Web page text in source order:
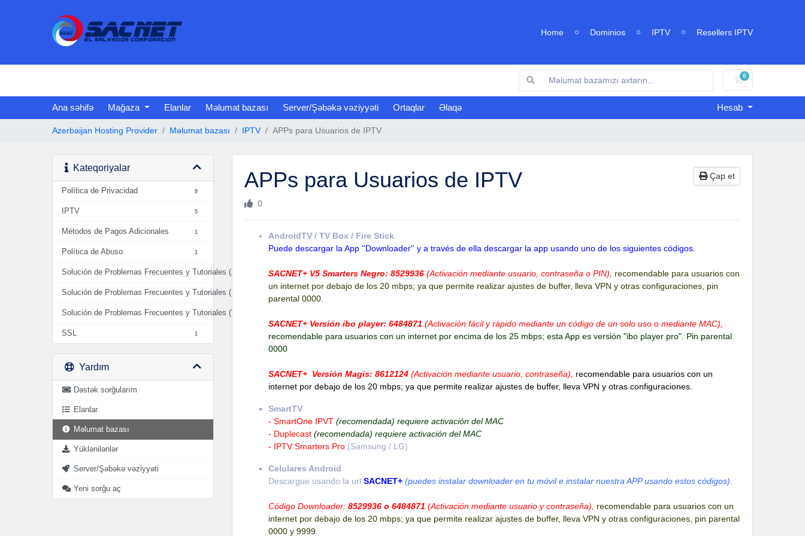
Home Dominios IPTV Resellers IPTV
0
Səbət
Ana səhifə Mağaza Elanlar Məlumat bazası Server/Şəbəkə vəziyyəti Ortaqlar Əlaqə Hesab
Azerbaijan Hosting Provider Məlumat bazası IPTV APPs para Usuarios de IPTV
Kateqoriyalar
Política de Privacidad 9
IPTV 5
Métodos de Pagos Adicionales 1
Política de Abuso 1
Solución de Problemas Frecuentes y Tutoriales (AUDIO)
Solución de Problemas Frecuentes y Tutoriales (HOSTING WEB)
Solución de Problemas Frecuentes y Tutoriales (VIDEO)
SSL 1
Yardım
Dəstək sorğularım
Elanlar
Məlumat bazası
Yüklənilənlər
Server/Şəbəkə vəziyyəti
Yeni sorğu aç
APPs para Usuarios de IPTV Çap et
0
AndroidTV / TV Box / Fire Stick
Puede descargar la App ''Downloader'' y a través de ella descargar la app usando uno de los siguientes códigos.
SACNET+ V5 Smarters Negro: 8529936 (Activación mediante usuario, contraseña o PIN), recomendable para usuarios con
un internet por debajo de los 20 mbps; ya que permite realizar ajustes de buffer, lleva VPN y otras configuraciones, pin
parental 0000.
SACNET+ Versión ibo player: 6484871 (Activación fácil y rápido mediante un código de un solo uso o mediante MAC),
recomendable para usuarios con un internet por encima de los 25 mbps; esta App es versión "ibo player pro". Pin parental
0000
SACNET+ Versión Magis: 8612124 (Activación mediante usuario, contraseña), recomendable para usuarios con un
internet por debajo de los 20 mbps; ya que permite realizar ajustes de buffer, lleva VPN y otras configuraciones.
SmartTV
- SmartOne IPVT (recomendada) requiere activación del MAC
- Duplecast (recomendada) requiere activación del MAC
- IPTV Smarters Pro (Samsung / LG)
Celulares Android
Descargue usando la url SACNET+ (puedes instalar downloader en tu móvil e instalar nuestra APP usando estos códigos).
Código Downloader: 8529936 o 6484871 (Activación mediante usuario y contraseña), recomendable para usuarios con un
internet por debajo de los 20 mbps; ya que permite realizar ajustes de buffer, lleva VPN y otras configuraciones, pin parental
0000 y 9999.